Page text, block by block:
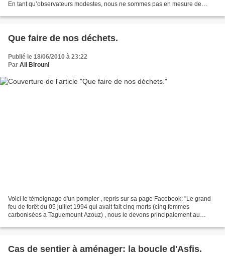
En tant qu’observateurs modestes, nous ne sommes pas en mesure de
Que faire de nos déchets.
Publié le 18/06/2010 à 23:22
Par Ali Birouni
Voici le témoignage d'un pompier , repris sur sa page Facebook: "Le grand
feu de forêt du 05 juillet 1994 qui avait fait cinq morts (cinq femmes
carbonisées a Taguemount Azouz) , nous le devons principalement au
Cas de sentier à aménager: la boucle d'Asfis.